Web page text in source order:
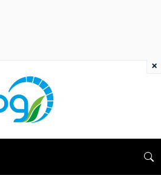
×